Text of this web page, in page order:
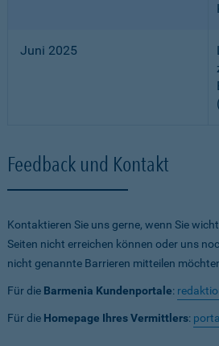
Juni 2025
Feedback und Kontakt
Kontaktieren Sie uns gerne, wenn Sie
Seiten nicht erreichen können oder uns
nicht genannte Barrieren mitteilen
Für die Barmenia Kundenportale:
Für die Homepage Ihres Vermittlers: